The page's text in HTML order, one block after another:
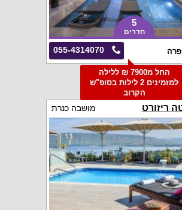
5
חדרים
055-4314070
החל מ7900 ₪ ללילה
למזמינים 2 לילות בסופ"ש
הקרוב
ריזורט מושבה כנרת